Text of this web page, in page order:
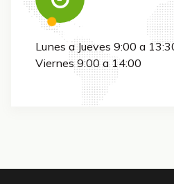
Lunes a Jueves 9:00 a
Viernes 9:00 a 14:00